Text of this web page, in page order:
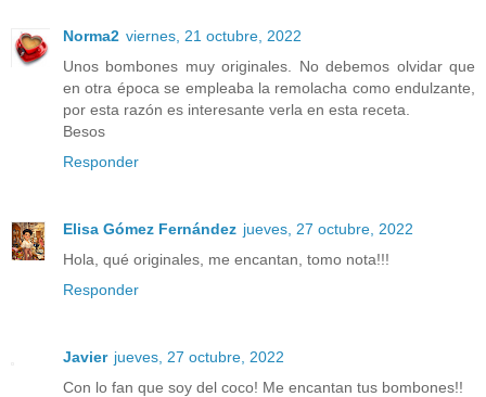
Norma2 viernes, 21 octubre, 2022
Unos bombones muy originales. No debemos olvidar que
en otra época se empleaba la remolacha como endulzante,
por esta razón es interesante verla en esta receta.
Besos
Responder
Elisa Gómez Fernández jueves, 27 octubre, 2022
Hola, qué originales, me encantan, tomo nota!!!
Responder
Javier jueves, 27 octubre, 2022
Con lo fan que soy del coco! Me encantan tus bombones!!